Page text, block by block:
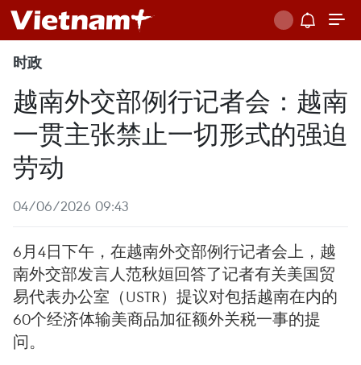
时政
越南外交部例行记者会：越南
一贯主张禁止一切形式的强迫
劳动
04/06/2026 09:43
6月4日下午，在越南外交部例行记者会上，越
南外交部发言人范秋姮回答了记者有关美国贸
易代表办公室（USTR）提议对包括越南在内的
60个经济体输美商品加征额外关税一事的提
问。